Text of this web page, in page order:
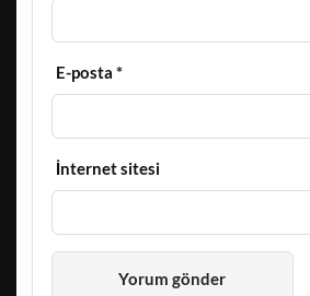
E-posta*
İnternet sitesi